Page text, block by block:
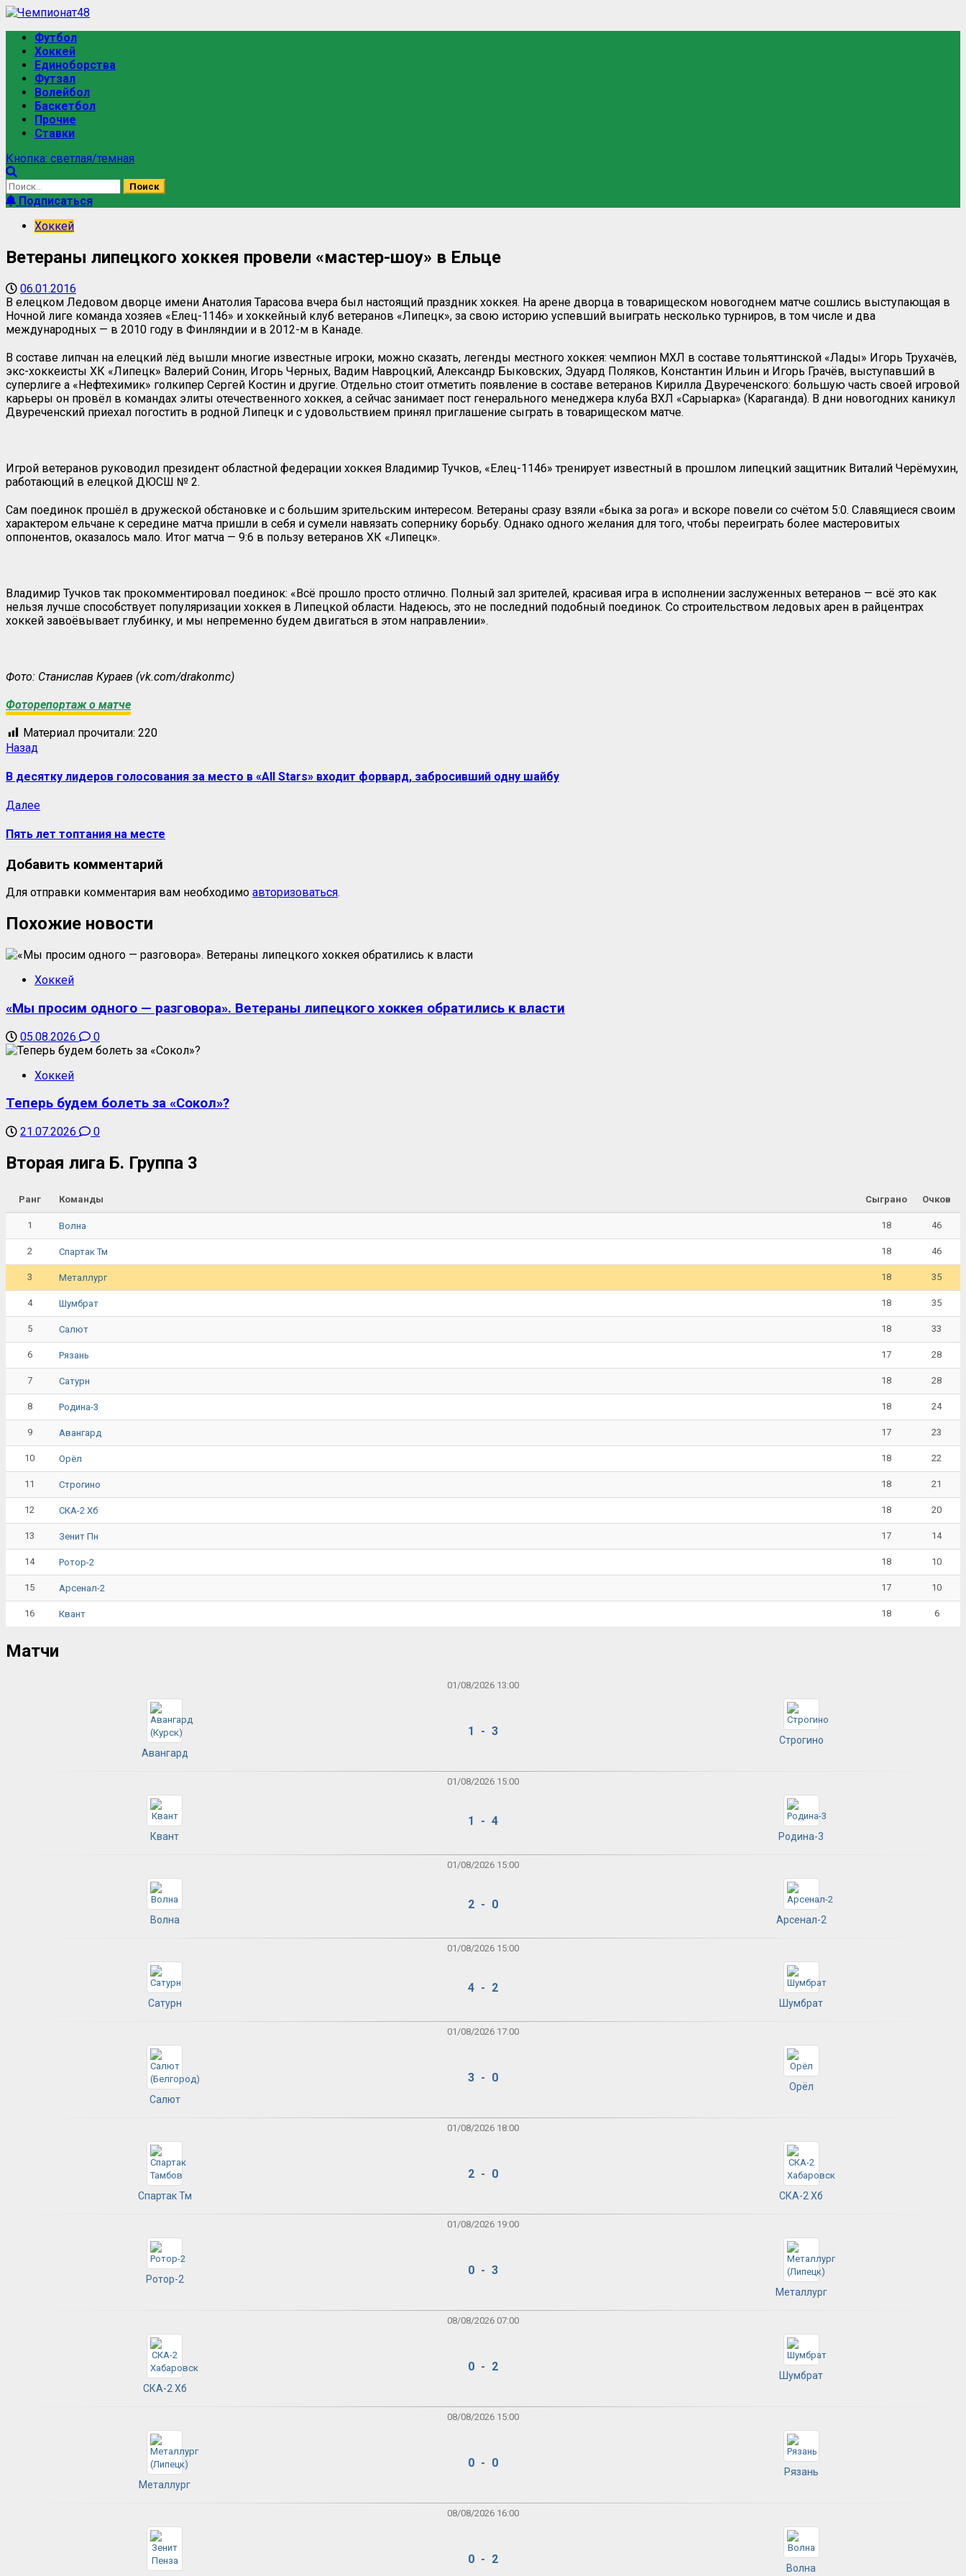
Футбол
Хоккей
Единоборства
Футзал
Волейбол
Баскетбол
Прочие
Ставки
Кнопка: светлая/темная
Подписаться
Хоккей
Ветераны липецкого хоккея провели «мастер-шоу» в Ельце
06.01.2016
В елецком Ледовом дворце имени Анатолия Тарасова вчера был настоящий праздник хоккея. На арене дворца в товарищеском новогоднем матче сошлись выступающая в
Ночной лиге команда хозяев «Елец-1146» и хоккейный клуб ветеранов «Липецк», за свою историю успевший выиграть несколько турниров, в том числе и два
международных — в 2010 году в Финляндии и в 2012-м в Канаде.
В составе липчан на елецкий лёд вышли многие известные игроки, можно сказать, легенды местного хоккея: чемпион МХЛ в составе тольяттинской «Лады» Игорь Трухачёв,
экс-хоккеисты ХК «Липецк» Валерий Сонин, Игорь Черных, Вадим Навроцкий, Александр Быковских, Эдуард Поляков, Константин Ильин и Игорь Грачёв, выступавший в
суперлиге а «Нефтехимик» голкипер Сергей Костин и другие. Отдельно стоит отметить появление в составе ветеранов Кирилла Двуреченского: большую часть своей игровой
карьеры он провёл в командах элиты отечественного хоккея, а сейчас занимает пост генерального менеджера клуба ВХЛ «Сарыарка» (Караганда). В дни новогодних каникул
Двуреченский приехал погостить в родной Липецк и с удовольствием принял приглашение сыграть в товарищеском матче.
Игрой ветеранов руководил президент областной федерации хоккея Владимир Тучков, «Елец-1146» тренирует известный в прошлом липецкий защитник Виталий Черёмухин,
работающий в елецкой ДЮСШ № 2.
Сам поединок прошёл в дружеской обстановке и с большим зрительским интересом. Ветераны сразу взяли «быка за рога» и вскоре повели со счётом 5:0. Славящиеся своим
характером ельчане к середине матча пришли в себя и сумели навязать сопернику борьбу. Однако одного желания для того, чтобы переиграть более мастеровитых
оппонентов, оказалось мало. Итог матча — 9:6 в пользу ветеранов ХК «Липецк».
Владимир Тучков так прокомментировал поединок: «Всё прошло просто отлично. Полный зал зрителей, красивая игра в исполнении заслуженных ветеранов — всё это как
нельзя лучше способствует популяризации хоккея в Липецкой области. Надеюсь, это не последний подобный поединок. Со строительством ледовых арен в райцентрах
хоккей завоёвывает глубинку, и мы непременно будем двигаться в этом направлении».
Фото: Станислав Кураев (vk.com/drakonmc)
Фоторепортаж о матче
Материал прочитали: 220
Назад
В десятку лидеров голосования за место в «All Stars» входит форвард, забросивший одну шайбу
Далее
Пять лет топтания на месте
Добавить комментарий
Для отправки комментария вам необходимо авторизоваться.
Похожие новости
Хоккей
«Мы просим одного — разговора». Ветераны липецкого хоккея обратились к власти
05.08.2026 0
Хоккей
Теперь будем болеть за «Сокол»?
21.07.2026 0
Вторая лига Б. Группа 3
Ранг Команды Сыграно Очков
1 Волна 18 46
2 Спартак Тм 18 46
3 Металлург 18 35
4 Шумбрат 18 35
5 Салют 18 33
6 Рязань 17 28
7 Сатурн 18 28
8 Родина-3 18 24
9 Авангард 17 23
10 Орёл 18 22
11 Строгино 18 21
12 СКА-2 Хб 18 20
13 Зенит Пн 17 14
14 Ротор-2 18 10
15 Арсенал-2 17 10
16 Квант 18 6
Матчи
01/08/2026 13:00
Авангард
1 - 3
Строгино
01/08/2026 15:00
Квант
1 - 4
Родина-3
01/08/2026 15:00
Волна
2 - 0
Арсенал-2
01/08/2026 15:00
Сатурн
4 - 2
Шумбрат
01/08/2026 17:00
Салют
3 - 0
Орёл
01/08/2026 18:00
Спартак Тм
2 - 0
СКА-2 Хб
01/08/2026 19:00
Ротор-2
0 - 3
Металлург
08/08/2026 07:00
СКА-2 Хб
0 - 2
Шумбрат
08/08/2026 15:00
Металлург
0 - 0
Рязань
08/08/2026 16:00
0 - 2
Волна